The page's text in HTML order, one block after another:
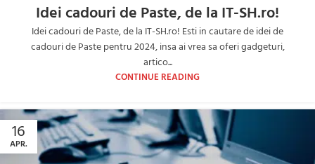
Idei cadouri de Paste, de la IT-SH.ro!
Idei cadouri de Paste, de la IT-SH.ro! Esti in cautare de idei de
cadouri de Paste pentru 2024, insa ai vrea sa oferi gadgeturi,
artico...
CONTINUE READING
16
APR.